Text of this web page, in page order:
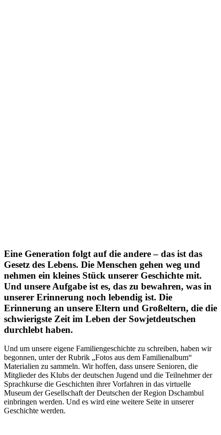
Eine Generation folgt auf die andere – das ist das
Gesetz des Lebens. Die Menschen gehen weg und
nehmen ein kleines Stück unserer Geschichte mit.
Und unsere Aufgabe ist es, das zu bewahren, was in
unserer Erinnerung noch lebendig ist. Die
Erinnerung an unsere Eltern und Großeltern, die die
schwierigste Zeit im Leben der Sowjetdeutschen
durchlebt haben.
Und um unsere eigene Familiengeschichte zu schreiben, haben wir
begonnen, unter der Rubrik „Fotos aus dem Familienalbum“
Materialien zu sammeln. Wir hoffen, dass unsere Senioren, die
Mitglieder des Klubs der deutschen Jugend und die Teilnehmer der
Sprachkurse die Geschichten ihrer Vorfahren in das virtuelle
Museum der Gesellschaft der Deutschen der Region Dschambul
einbringen werden. Und es wird eine weitere Seite in unserer
Geschichte werden.